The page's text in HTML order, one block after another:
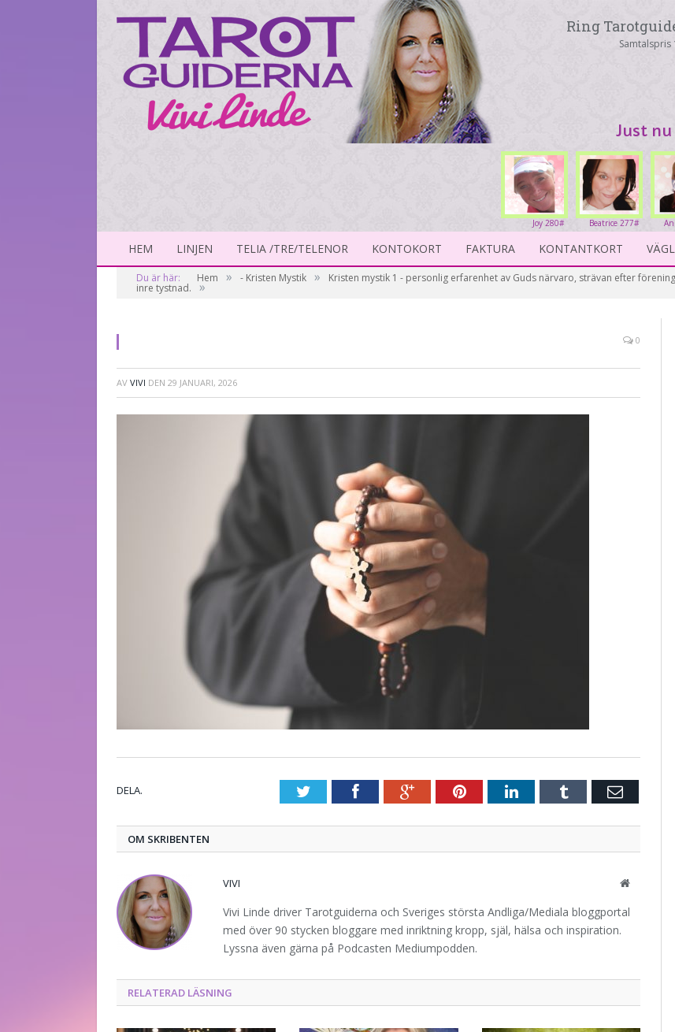
Ring
Samtalspris
Just
Beatrice 277#
Joy 280#
HEM LINJEN TELIA /TRE/TELENOR KONTOKORT FAKTURA KONTANTKORT
Du är här: Hem » - Kristen Mystik » Kristen mystik 1 - personlig erfarenhet av Guds närvaro, strävan efter
inre tystnad. »
0
AV VIVI DEN 29 JANUARI, 2026
DELA. TwitterFacebookGoogle+PinterestLinkedInTumblr E-
OM SKRIBENTEN
VIVI Website
Vivi Linde driver Tarotguiderna och Sveriges största Andliga/Mediala bloggportal
med över 90 stycken bloggare med inriktning kropp, själ, hälsa och inspiration.
Lyssna även gärna på Podcasten Mediumpodden.
RELATERAD LÄSNING